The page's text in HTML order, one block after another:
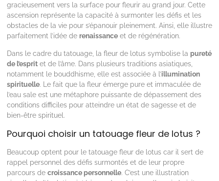
gracieusement vers la surface pour fleurir au grand jour. Cette
ascension représente la capacité à surmonter les défis et les
obstacles de la vie pour s’épanouir pleinement. Ainsi, elle illustre
parfaitement l’idée de renaissance et de régénération.
Dans le cadre du tatouage, la fleur de lotus symbolise la pureté
de l’esprit et de l’âme. Dans plusieurs traditions asiatiques,
notamment le bouddhisme, elle est associée à l’illumination
spirituelle. Le fait que la fleur émerge pure et immaculée de
l’eau sale est une métaphore puissante de dépassement des
conditions difficiles pour atteindre un état de sagesse et de
bien-être spirituel.
Pourquoi choisir un tatouage fleur de lotus ?
Beaucoup optent pour le tatouage fleur de lotus car il sert de
rappel personnel des défis surmontés et de leur propre
parcours de croissance personnelle. C’est une illustration